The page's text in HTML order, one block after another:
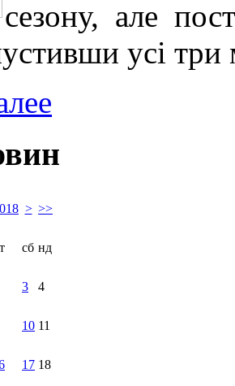
сезону, але
усі три
> >>
сб нд
3 4
10 11
17 18